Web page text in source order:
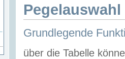
Grundlegende
über die Tabelle